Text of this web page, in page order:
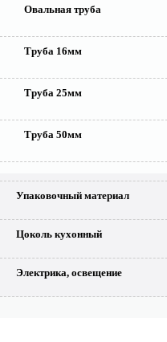
Овальная труба
Труба 16мм
Труба 25мм
Труба 50мм
Упаковочный материал
Цоколь кухонный
Электрика, освещение